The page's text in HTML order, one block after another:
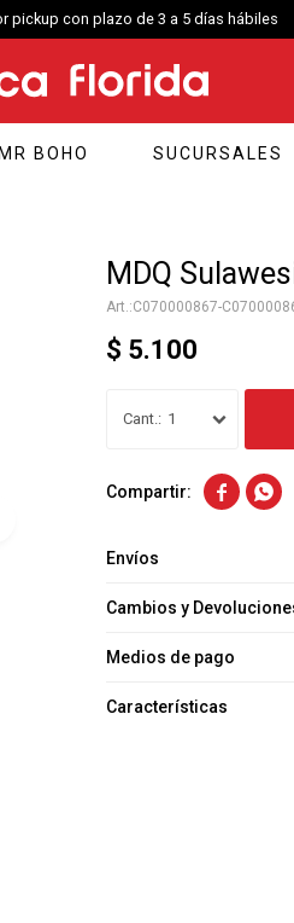
pickup con plazo de 3 a 5 días hábiles
MR BOHO SUCURSALES
MDQ
C070000867-
$ 5.100
1
 
Envíos
Cambios y
Medios de pago
Características